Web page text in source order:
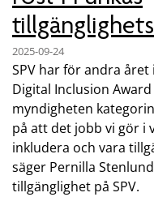
2025-09-24
SPV har för andra
Digital Inclusion
myndigheten
på att det jobb vi gör i
inkludera och vara
säger Pernilla
tillgänglighet på SPV.